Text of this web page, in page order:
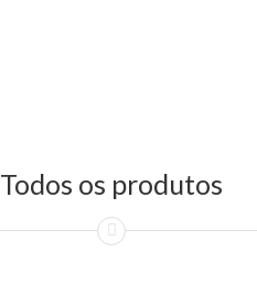
Todos os produtos